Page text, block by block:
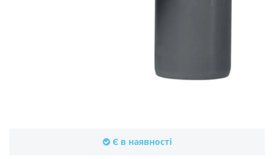
Є в наявності